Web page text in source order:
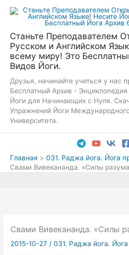
Перейти
Станьте Преподавателем
Русском и Английском
всему миру! Это
Видов Йоги.
Друзья, начинайте учиться у нас
Бесплатный Архив -
Йоги для Начинающих с Нуля.
Упражнений Йоги
Университета.
Главная
031. Раджа йога. Йога
Свами Вивекананда. «Силы
Свами Вивекананда. «Силы
2015-10-27 /031. Раджа йога.